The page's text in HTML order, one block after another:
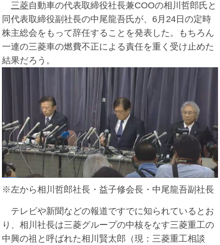
三菱自動車の代表取締役社長兼COOの相川哲郎氏と
同代表取締役副社長の中尾龍吾氏が、6月24日の定時
株主総会をもって辞任することを発表した。もちろん
一連の三菱車の燃費不正による責任を重く受け止めた
結果だろう。
※左から相川哲郎社長・益子修会長・中尾龍吾副社長
テレビや新聞などの報道ですでに知られているとお
り、相川社長は三菱グループの中核をなす三菱重工の
中興の祖と呼ばれた相川賢太郎（現：三菱重工相談